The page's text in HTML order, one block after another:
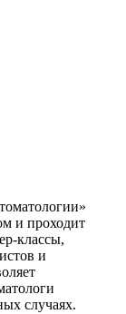
и проходит
классы,
и
случаях.